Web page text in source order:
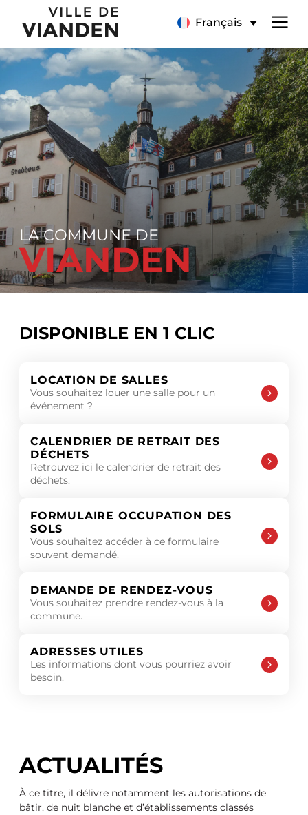
Page
d’accueil
Français
Menu
de
navigation
principal
LA COMMUNE DE
VIANDEN
DISPONIBLE EN 1 CLIC
LOCATION DE SALLES
Vous souhaitez louer une salle pour un
événement ?
CALENDRIER DE RETRAIT DES
DÉCHETS
Retrouvez ici le calendrier de retrait des
déchets.
FORMULAIRE OCCUPATION DES
SOLS
Vous souhaitez accéder à ce formulaire
souvent demandé.
DEMANDE DE RENDEZ-VOUS
Vous souhaitez prendre rendez-vous à la
commune.
ADRESSES UTILES
Les informations dont vous pourriez avoir
besoin.
ACTUALITÉS
À ce titre, il délivre notamment les autorisations de
bâtir, de nuit blanche et d’établissements classés